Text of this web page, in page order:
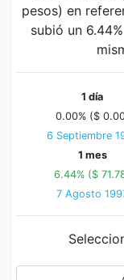
pesos) en
subió un
1 día
0.00% ($
6 Septiembre
1 mes
6.44% ($
7 Agosto